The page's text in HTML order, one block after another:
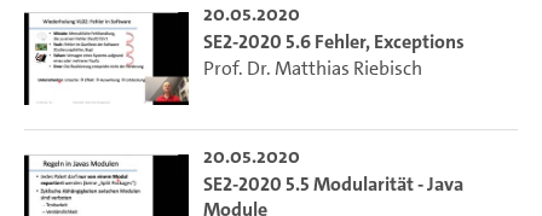
20.05.2020
SE2-2020 5.6 Fehler, Exceptions
Prof. Dr. Matthias Riebisch
20.05.2020
SE2-2020 5.5 Modularität - Java
Module